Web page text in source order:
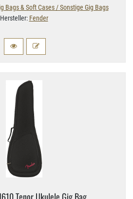
Bags & Soft Cases / Sonstige Gig Bags
Hersteller: Fender